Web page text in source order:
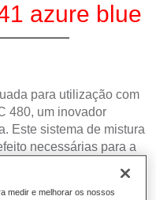
azure blue
para utilização com
480, um inovador
Este sistema de mistura
necessárias para a
medir e melhorar os nossos